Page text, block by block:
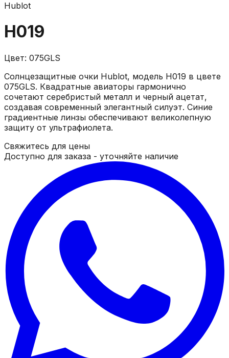
Hublot
H019
Цвет: 075GLS
Солнцезащитные очки Hublot, модель H019 в цвете
075GLS. Квадратные авиаторы гармонично
сочетают серебристый металл и черный ацетат,
создавая современный элегантный силуэт. Синие
градиентные линзы обеспечивают великолепную
защиту от ультрафиолета.
Свяжитесь для цены
Доступно для заказа - уточняйте наличие